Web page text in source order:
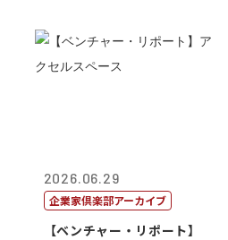
2026.06.29
企業家倶楽部アーカイブ
【ベンチャー・リポート】